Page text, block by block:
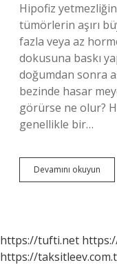
Hipofiz
tümörlerin aşırı
fazla veya az
dokusuna baskı
doğumdan sonra
bezinde hasar
görürse ne olur?
genellikle bir…
Devamını okuyun
Bezi
https://tufti.net
https://